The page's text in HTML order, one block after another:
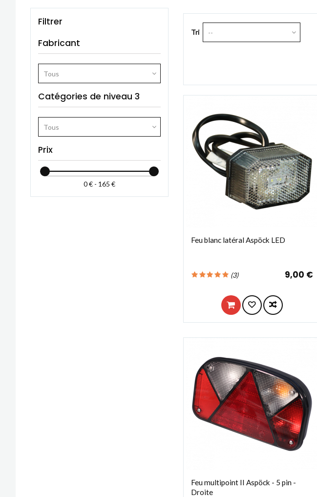
Filtrer
Fabricant
Tous
Catégories de niveau 3
Tous
Prix
0 € - 165 €
Tri --
Feu blanc latéral Aspöck LED
(3) 9,00 €
Feu multipoint II Aspöck - 5 pin -
Droite